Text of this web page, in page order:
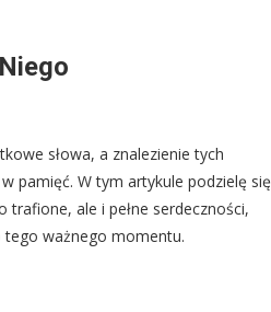
słowa, a znalezienie tych
pamięć. W tym artykule podzielę się
ale i pełne serdeczności,
tego ważnego momentu.